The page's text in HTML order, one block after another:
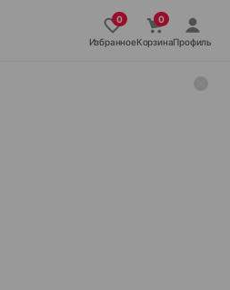
ИзбранноеКорзинаПрофиль